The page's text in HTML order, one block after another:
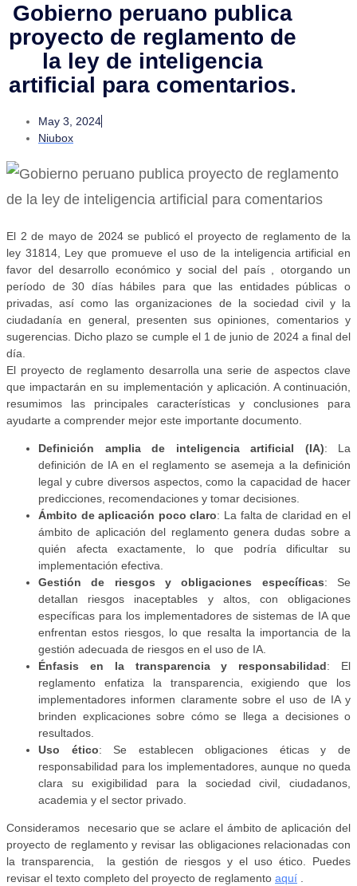
Gobierno peruano publica
proyecto de reglamento de
la ley de inteligencia
artificial para comentarios.
May 3, 2024
Niubox
El 2 de mayo de 2024 se publicó el proyecto de reglamento de la
ley 31814, Ley que promueve el uso de la inteligencia artificial en
favor del desarrollo económico y social del país , otorgando un
período de 30 días hábiles para que las entidades públicas o
privadas, así como las organizaciones de la sociedad civil y la
ciudadanía en general, presenten sus opiniones, comentarios y
sugerencias. Dicho plazo se cumple el 1 de junio de 2024 a final del
día.
El proyecto de reglamento desarrolla una serie de aspectos clave
que impactarán en su implementación y aplicación. A continuación,
resumimos las principales características y conclusiones para
ayudarte a comprender mejor este importante documento.
Definición amplia de inteligencia artificial (IA): La
definición de IA en el reglamento se asemeja a la definición
legal y cubre diversos aspectos, como la capacidad de hacer
predicciones, recomendaciones y tomar decisiones.
Ámbito de aplicación poco claro: La falta de claridad en el
ámbito de aplicación del reglamento genera dudas sobre a
quién afecta exactamente, lo que podría dificultar su
implementación efectiva.
Gestión de riesgos y obligaciones específicas: Se
detallan riesgos inaceptables y altos, con obligaciones
específicas para los implementadores de sistemas de IA que
enfrentan estos riesgos, lo que resalta la importancia de la
gestión adecuada de riesgos en el uso de IA.
Énfasis en la transparencia y responsabilidad: El
reglamento enfatiza la transparencia, exigiendo que los
implementadores informen claramente sobre el uso de IA y
brinden explicaciones sobre cómo se llega a decisiones o
resultados.
Uso ético: Se establecen obligaciones éticas y de
responsabilidad para los implementadores, aunque no queda
clara su exigibilidad para la sociedad civil, ciudadanos,
academia y el sector privado.
Consideramos necesario que se aclare el ámbito de aplicación del
proyecto de reglamento y revisar las obligaciones relacionadas con
la transparencia, la gestión de riesgos y el uso ético. Puedes
revisar el texto completo del proyecto de reglamento aquí .